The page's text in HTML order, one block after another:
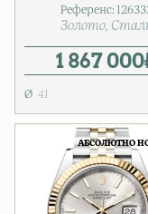
Референс:
Золото
1 867 000
41
АБСОЛЮТНО